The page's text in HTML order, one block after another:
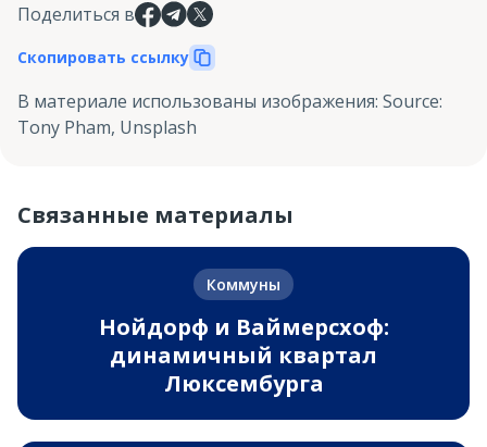
Поделиться в
Скопировать ссылку
В материале использованы изображения: Source:
Tony Pham, Unsplash
Связанные материалы
Коммуны
Нойдорф и Ваймерсхоф:
динамичный квартал
Люксембурга